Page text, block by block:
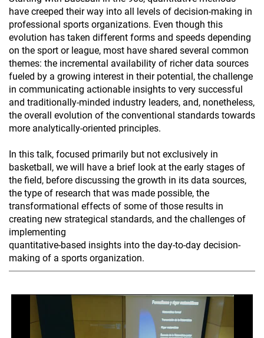
have creeped their way into all levels of decision-making in
professional sports organizations. Even though this
evolution has taken different forms and speeds depending
on the sport or league, most have shared several common
themes: the incremental availability of richer data sources
fueled by a growing interest in their potential, the challenge
in communicating actionable insights to very successful
and traditionally-minded industry leaders, and, nonetheless,
the overall evolution of the conventional standards towards
more analytically-oriented principles.
In this talk, focused primarily but not exclusively in
basketball, we will have a brief look at the early stages of
the field, before discussing the growth in its data sources,
the type of research that was made possible, the
transformational effects of some of those results in
creating new strategical standards, and the challenges of
implementing
quantitative-based insights into the day-to-day decision-
making of a sports organization.